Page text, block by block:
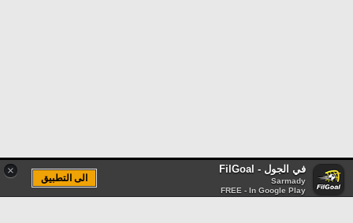
× في الجول - FilGoal
Sarmady
FREE - In Google Play
الى التطبيق